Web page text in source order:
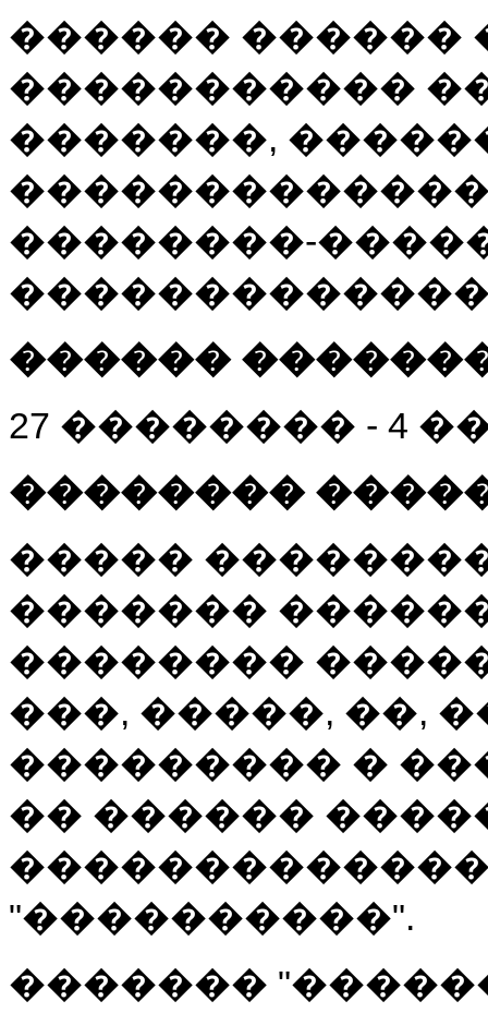
������ ������
�����������
�������,
��������-
������
27 �������� - 4
��������
�����
�������
��������
���, �����, ��,
��������� �
�� ������
"����������".
�������